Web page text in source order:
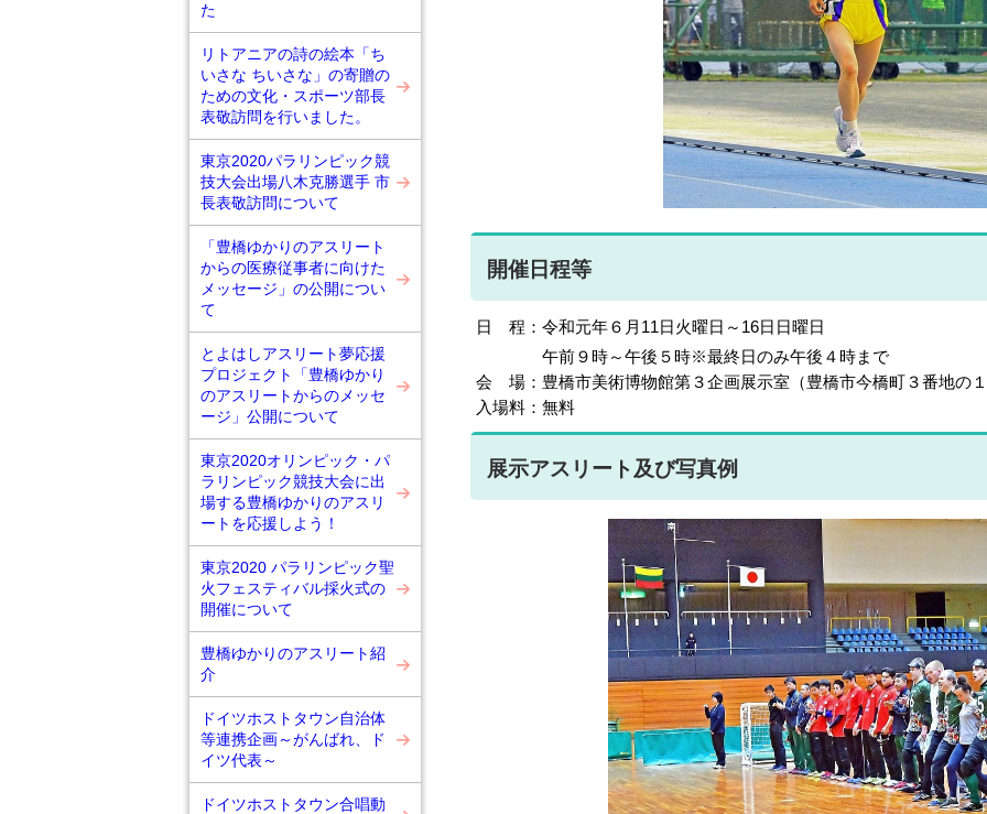
た
リトアニアの詩の絵本「ち
いさな ちいさな」の寄贈の
ための文化・スポーツ部長
表敬訪問を行いました。
東京2020パラリンピック競
技大会出場八木克勝選手 市
長表敬訪問について
「豊橋ゆかりのアスリート
からの医療従事者に向けた
メッセージ」の公開につい
て
とよはしアスリート夢応援
プロジェクト「豊橋ゆかり
のアスリートからのメッセ
ージ」公開について
東京2020オリンピック・パ
ラリンピック競技大会に出
場する豊橋ゆかりのアスリ
ートを応援しよう！
東京2020 パラリンピック聖
火フェスティバル採火式の
開催について
豊橋ゆかりのアスリート紹
介
ドイツホストタウン自治体
等連携企画～がんばれ、ド
イツ代表～
ドイツホストタウン合唱動
開催日程等
日 程：令和元年６月11日火曜日～16日日曜日
午前９時～午後５時※最終日のみ午後４時まで
会 場：豊橋市美術博物館第３企画展示室（豊橋市今橋町３番地の
入場料：無料
展示アスリート及び写真例